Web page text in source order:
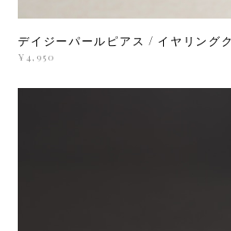
デイジーパールピアス / イヤリング
¥4,950